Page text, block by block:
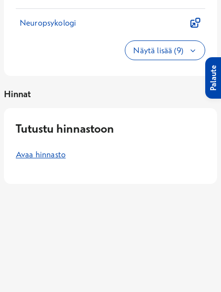
Neuropsykologi
Näytä lisää (9)
Hinnat
Tutustu hinnastoon
Avaa hinnasto
Palaute